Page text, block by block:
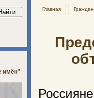
Главная
имён"